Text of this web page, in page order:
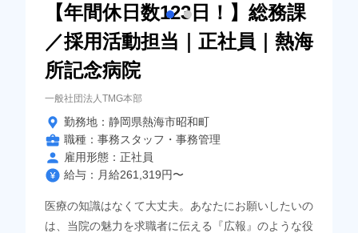
【年間休日数123日！】総務課
／採用活動担当｜正社員｜熱海
所記念病院
一般社団法人TMG本部
勤務地：静岡県熱海市昭和町
職種：事務スタッフ・事務管理
雇用形態：正社員
給与：月給261,319円〜
医療の知識はなくて大丈夫。あなたにお願いしたいの
は、当院の魅力を求職者に伝える『広報』のような役